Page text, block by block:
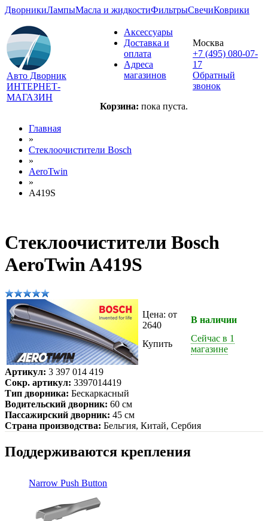
ДворникиЛампыМасла и жидкостиФильтрыСвечиКоврики
Авто Дворник
ИНТЕРНЕТ-
МАГАЗИН
Аксессуары
Доставка и
оплата
Адреса
магазинов
Корзина: пока пуста.
Москва
+7 (495) 080-07-
17
Обратный
звонок
Главная
»
Стеклоочистители Bosch
»
AeroTwin
»
A419S
Стеклоочистители Bosch
AeroTwin A419S
Цена: от
2640
В наличии
Купить
Сейчас в 1
магазине
Артикул: 3 397 014 419
Сокр. артикул: 3397014419
Тип дворника: Бескаркасный
Водительский дворник: 60 см
Пассажирский дворник: 45 см
Страна производства: Бельгия, Китай, Сербия
Поддерживаются крепления
Narrow Push Button